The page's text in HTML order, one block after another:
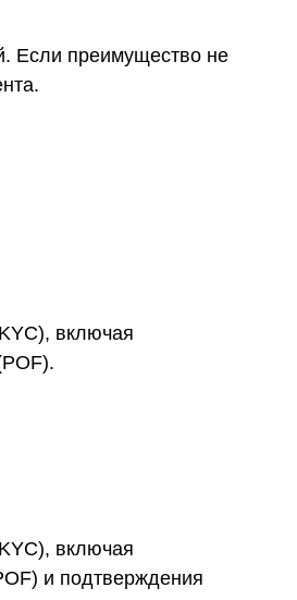
Если преимущество не
включая
включая
и подтверждения